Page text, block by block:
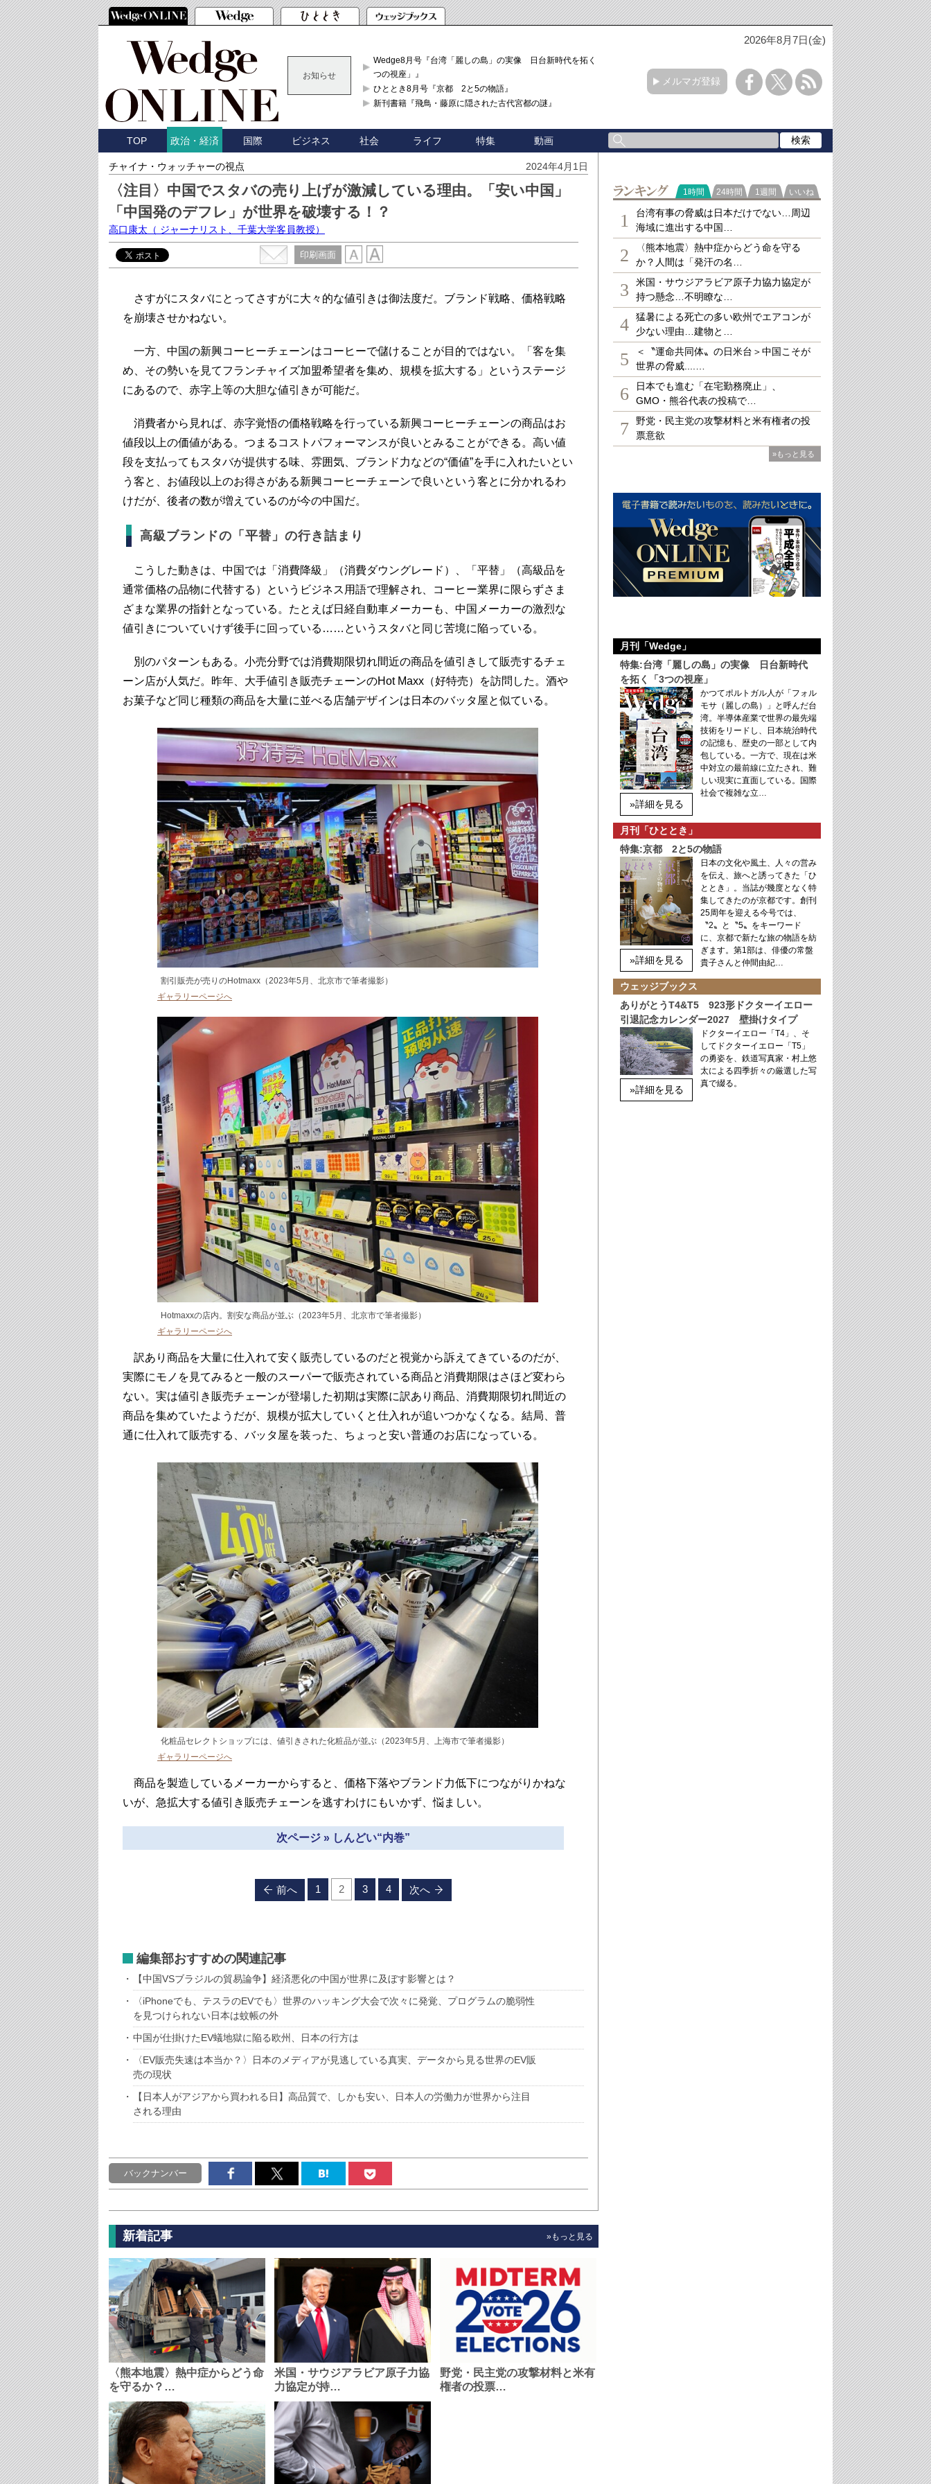
2026年8月7日(金)
お知らせ
Wedge8月号『台湾「麗しの島」の実像 日台新時代を拓く「3
つの視座」』
ひととき8月号『京都 2と5の物語』
新刊書籍『飛鳥・藤原に隠された古代宮都の謎』
メルマガ登録
TOP 政治・経済 国際 ビジネス 社会 ライフ 特集 動画
チャイナ・ウォッチャーの視点 2024年4月1日
〈注目〉中国でスタバの売り上げが激減している理由。「安い中国」
「中国発のデフレ」が世界を破壊する！？
高口康太 （ ジャーナリスト、千葉大学客員教授）
印刷画面
さすがにスタバにとってさすがに大々的な値引きは御法度だ。ブランド戦略、価格戦略
を崩壊させかねない。
一方、中国の新興コーヒーチェーンはコーヒーで儲けることが目的ではない。「客を集
め、その勢いを見てフランチャイズ加盟希望者を集め、規模を拡大する」というステージ
にあるので、赤字上等の大胆な値引きが可能だ。
消費者から見れば、赤字覚悟の価格戦略を行っている新興コーヒーチェーンの商品はお
値段以上の価値がある。つまるコストパフォーマンスが良いとみることができる。高い値
段を支払ってもスタバが提供する味、雰囲気、ブランド力などの“価値”を手に入れたいとい
う客と、お値段以上のお得さがある新興コーヒーチェーンで良いという客とに分かれるわ
けだが、後者の数が増えているのが今の中国だ。
高級ブランドの「平替」の行き詰まり
こうした動きは、中国では「消費降級」（消費ダウングレード）、「平替」（高級品を
通常価格の品物に代替する）というビジネス用語で理解され、コーヒー業界に限らずさま
ざまな業界の指針となっている。たとえば日経自動車メーカーも、中国メーカーの激烈な
値引きについていけず後手に回っている……というスタバと同じ苦境に陥っている。
別のパターンもある。小売分野では消費期限切れ間近の商品を値引きして販売するチェ
ーン店が人気だ。昨年、大手値引き販売チェーンのHot Maxx（好特売）を訪問した。酒や
お菓子など同じ種類の商品を大量に並べる店舗デザインは日本のバッタ屋と似ている。
割引販売が売りのHotmaxx（2023年5月、北京市で筆者撮影）
ギャラリーページへ
Hotmaxxの店内。割安な商品が並ぶ（2023年5月、北京市で筆者撮影）
ギャラリーページへ
訳あり商品を大量に仕入れて安く販売しているのだと視覚から訴えてきているのだが、
実際にモノを見てみると一般のスーパーで販売されている商品と消費期限はさほど変わら
ない。実は値引き販売チェーンが登場した初期は実際に訳あり商品、消費期限切れ間近の
商品を集めていたようだが、規模が拡大していくと仕入れが追いつかなくなる。結局、普
通に仕入れて販売する、バッタ屋を装った、ちょっと安い普通のお店になっている。
化粧品セレクトショップには、値引きされた化粧品が並ぶ（2023年5月、上海市で筆者撮影）
ギャラリーページへ
商品を製造しているメーカーからすると、価格下落やブランド力低下につながりかねな
いが、急拡大する値引き販売チェーンを逃すわけにもいかず、悩ましい。
次ページ » しんどい“内巻”
前へ 1 2 3 4 次へ
編集部おすすめの関連記事
【中国VSブラジルの貿易論争】経済悪化の中国が世界に及ぼす影響とは？
〈iPhoneでも、テスラのEVでも〉世界のハッキング大会で次々に発覚、プログラムの脆弱性
を見つけられない日本は蚊帳の外
中国が仕掛けたEV蟻地獄に陥る欧州、日本の行方は
〈EV販売失速は本当か？〉日本のメディアが見逃している真実、データから見る世界のEV販
売の現状
【日本人がアジアから買われる日】高品質で、しかも安い、日本人の労働力が世界から注目
される理由
バックナンバー
新着記事 »もっと見る
〈熊本地震〉熱中症からどう命
を守るか？…
米国・サウジアラビア原子力協
力協定が持…
野党・民主党の攻撃材料と米有
権者の投票…
ランキング
1時間 24時間 1週間 いいね
1
台湾有事の脅威は日本だけでない…周辺
海域に進出する中国…
2
〈熊本地震〉熱中症からどう命を守る
か？人間は「発汗の名…
3
米国・サウジアラビア原子力協力協定が
持つ懸念…不明瞭な…
4
猛暑による死亡の多い欧州でエアコンが
少ない理由…建物と…
5
＜〝運命共同体〟の日米台＞中国こそが
世界の脅威....…
6
日本でも進む「在宅勤務廃止」、
GMO・熊谷代表の投稿で…
7
野党・民主党の攻撃材料と米有権者の投
票意欲
»もっと見る
月刊「Wedge」
特集:台湾「麗しの島」の実像 日台新時代
を拓く「3つの視座」
»詳細を見る
かつてポルトガル人が「フォル
モサ（麗しの島）」と呼んだ台
湾。半導体産業で世界の最先端
技術をリードし、日本統治時代
の記憶も、歴史の一部として内
包している。一方で、現在は米
中対立の最前線に立たされ、難
しい現実に直面している。国際
社会で複雑な立…
月刊「ひととき」
特集:京都 2と5の物語
»詳細を見る
日本の文化や風土、人々の営み
を伝え、旅へと誘ってきた「ひ
ととき」。当誌が幾度となく特
集してきたのが京都です。創刊
25周年を迎える今号では、
〝2〟と〝5〟をキーワード
に、京都で新たな旅の物語を紡
ぎます。第1部は、俳優の常盤
貴子さんと仲間由紀…
ウェッジブックス
ありがとうT4&T5 923形ドクターイエロー
引退記念カレンダー2027 壁掛けタイプ
»詳細を見る
ドクターイエロー「T4」、そ
してドクターイエロー「T5」
の勇姿を、鉄道写真家・村上悠
太による四季折々の厳選した写
真で綴る。